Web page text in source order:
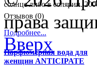
солнце либо в солярии.
Отзывов (0)
Подробнее...
Парфюмерная вода для
женщин ANTICIPATE
права
Вверх